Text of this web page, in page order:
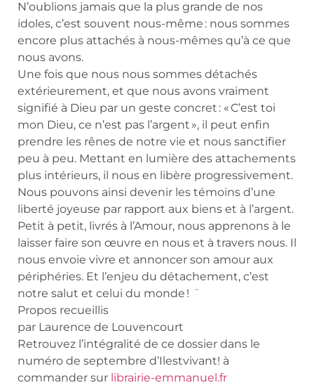
N’oublions jamais que la plus grande de nos
idoles, c’est souvent nous-même : nous sommes
encore plus attachés à nous-mêmes qu’à ce que
nous avons.
Une fois que nous nous sommes détachés
extérieurement, et que nous avons vraiment
signifié à Dieu par un geste concret : « C’est toi
mon Dieu, ce n’est pas l’argent », il peut enfin
prendre les rênes de notre vie et nous sanctifier
peu à peu. Mettant en lumière des attachements
plus intérieurs, il nous en libère progressivement.
Nous pouvons ainsi devenir les témoins d’une
liberté joyeuse par rapport aux biens et à l’argent.
Petit à petit, livrés à l’Amour, nous apprenons à le
laisser faire son œuvre en nous et à travers nous. Il
nous envoie vivre et annoncer son amour aux
périphéries. Et l’enjeu du détachement, c’est
notre salut et celui du monde ! ¨
Propos recueillis
par Laurence de Louvencourt
Retrouvez l’intégralité de ce dossier dans le
numéro de septembre d’Ilestvivant! à
commander sur librairie-emmanuel.fr